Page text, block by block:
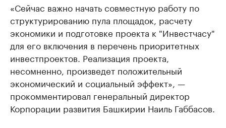
«Сейчас важно начать совместную работу по
структурированию пула площадок, расчету
экономики и подготовке проекта к "Инвестчасу"
для его включения в перечень приоритетных
инвестпроектов. Реализация проекта,
несомненно, произведет положительный
экономический и социальный эффект», —
прокомментировал генеральный директор
Корпорации развития Башкирии Наиль Габбасов.